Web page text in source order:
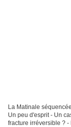
La Matinale
Un peu d'esprit - Un
fracture irréversible ?